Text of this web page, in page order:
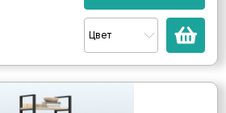
Цвет